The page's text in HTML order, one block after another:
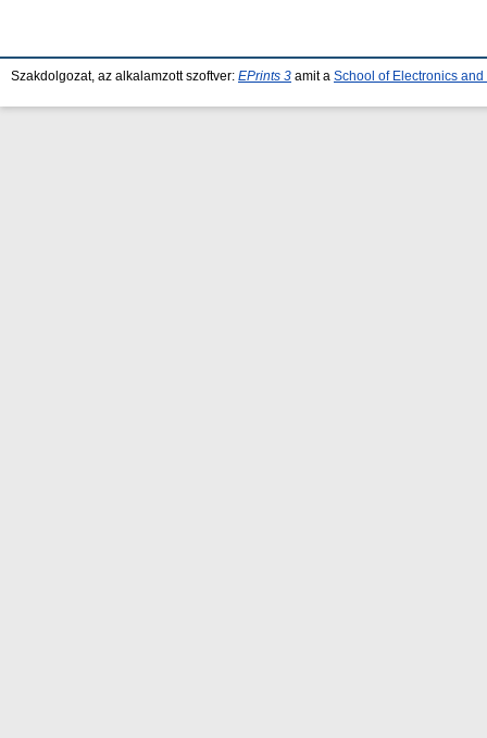
Szakdolgozat, az alkalamzott szoftver: EPrints 3 amit a School of Electronics